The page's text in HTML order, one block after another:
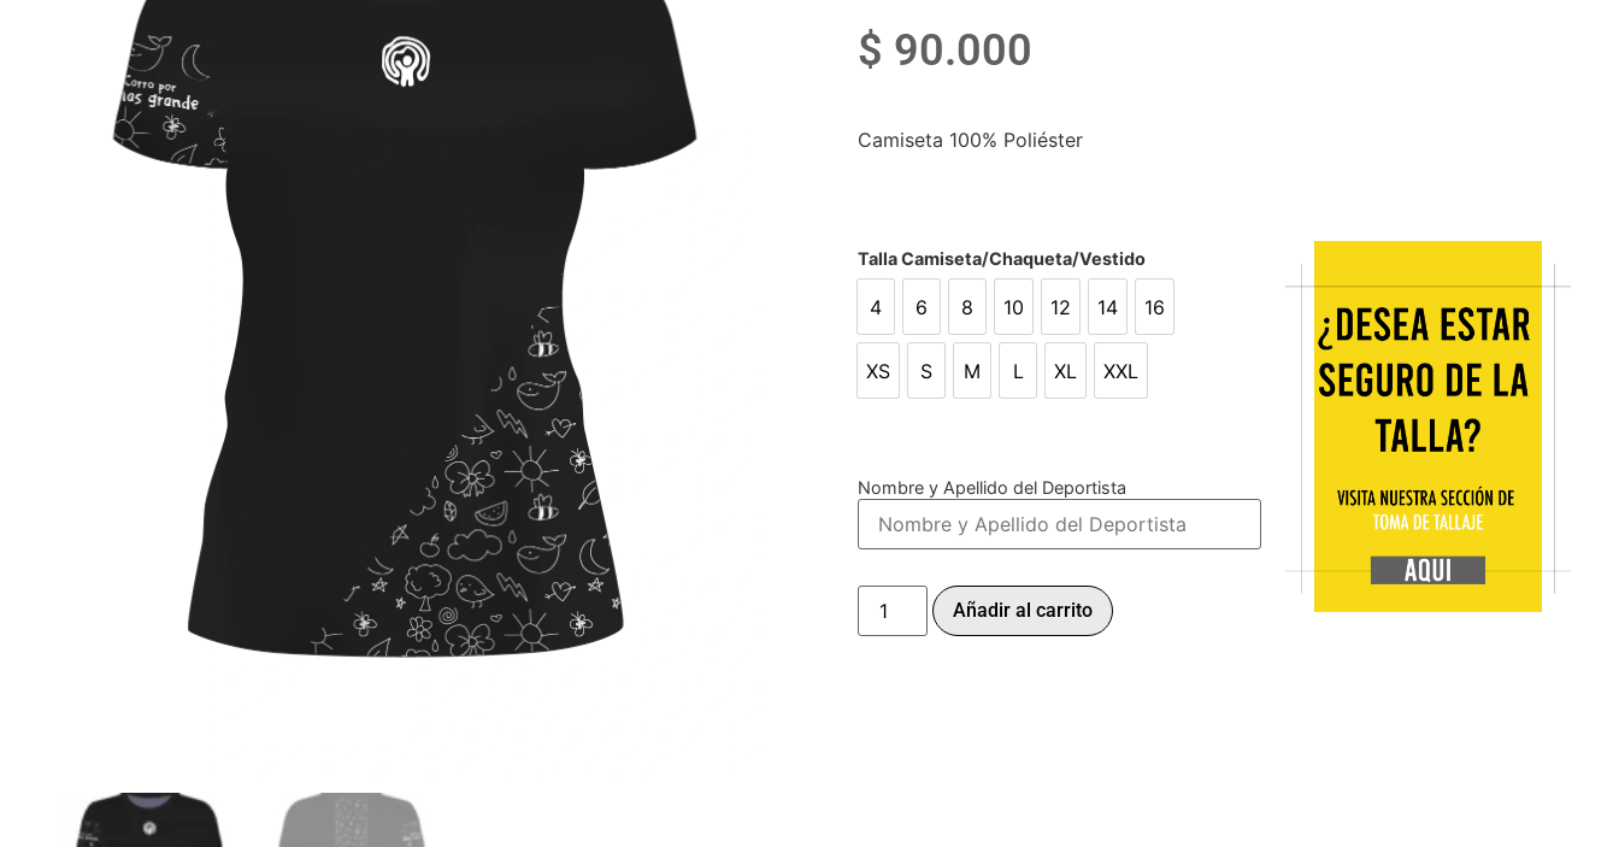
$ 90.000
Camiseta 100% Poliéster
Talla Camiseta/Chaqueta/Vestido
4
4
6
6
8
8
10
10
12
12
14
14
16
16
XS
XS
S
S
M
M
L
L
XL
XL
XXL
XXL
Nombre y Apellido del Deportista
Añadir al carrito